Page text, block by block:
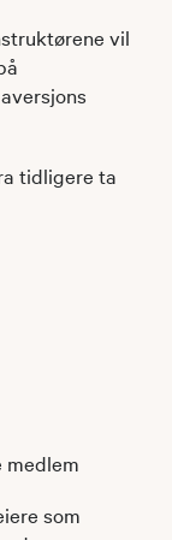
vil
tidligere ta
medlem
som